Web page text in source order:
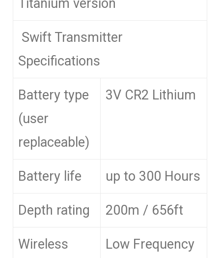
Titanium version
Swift Transmitter
Specifications
Battery type
(user
replaceable)
3V CR2 Lithium
Battery life up to 300 Hours
Depth rating 200m / 656ft
Wireless Low Frequency